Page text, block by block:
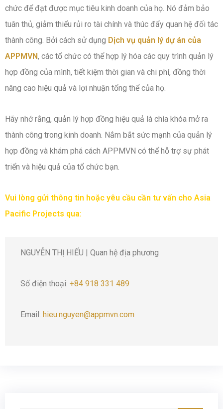
chức để đạt được mục tiêu kinh doanh của họ. Nó đảm bảo
tuân thủ, giảm thiểu rủi ro tài chính và thúc đẩy quan hệ đối tác
thành công. Bởi cách sử dụng Dịch vụ quản lý dự án của
APPMVN, các tổ chức có thể hợp lý hóa các quy trình quản lý
hợp đồng của mình, tiết kiệm thời gian và chi phí, đồng thời
nâng cao hiệu quả và lợi nhuận tổng thể của họ.
Hãy nhớ rằng, quản lý hợp đồng hiệu quả là chìa khóa mở ra
thành công trong kinh doanh. Nắm bắt sức mạnh của quản lý
hợp đồng và khám phá cách APPMVN có thể hỗ trợ sự phát
triển và hiệu quả của tổ chức bạn.
Vui lòng gửi thông tin hoặc yêu cầu cần tư vấn cho Asia
Pacific Projects qua:
NGUYỄN THỊ HIẾU | Quan hệ địa phương
Số điện thoại: +84 918 331 489
Email: hieu.nguyen@appmvn.com